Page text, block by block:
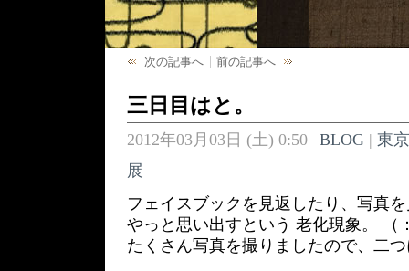
次の記事へ 前の記事へ
三日目はと。
2012年03月03日 (土) 0:50 BLOG| 東京
展
フェイスブックを見返したり、写真
やっと思い出すという 老化現象。 （
たくさん写真を撮りましたので、二